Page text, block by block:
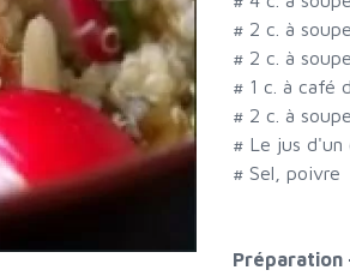
# 2 c. à
# 2 c. à
# 1 c. à café
# 2 c. à
# Le jus
# Sel, poivre
Préparation